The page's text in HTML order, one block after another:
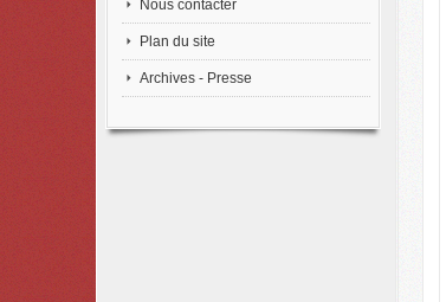
Nous contacter
Plan du site
Archives - Presse